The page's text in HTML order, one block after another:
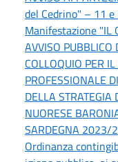
del Cedrino" – 11
Manifestazione "IL
AVVISO PUBBLICO
COLLOQUIO PER
PROFESSIONALE
DELLA STRATEGIA
NUORESE
SARDEGNA 2023/
Ordinanza